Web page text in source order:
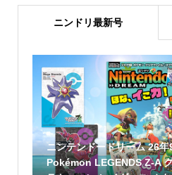
ニンドリ最新号
ニンテンドードリーム 26年
Pokémon LEGENDS Z-A